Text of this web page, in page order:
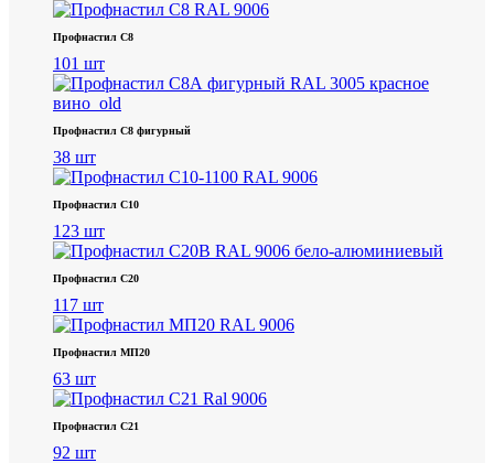
Профнастил С8
101 шт
Профнастил С8 фигурный
38 шт
Профнастил С10
123 шт
Профнастил С20
117 шт
Профнастил МП20
63 шт
Профнастил С21
92 шт